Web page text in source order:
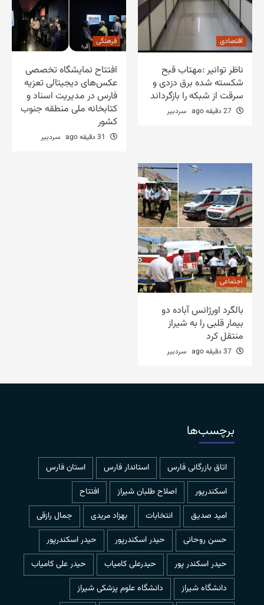
اقتصادی
ناظر توانیر :مهتاب قبح
شکسته شده برق دزدی و
سرقت از شبکه را بازگرداند
سردبیر
فرهنگی
افتتاح نمایشگاه تخصصی
عکس‌های دیجیتالی تعزیه
فارس در مدیریت اسناد و
کتابخانه ملی منطقه جنوب
کشور
سردبیر
اجتماعی
بالگرد اورژانس آباده دو
بیمار قلبی را به شیراز
منتقل کرد
سردبیر
برچسب‌ها
اتاق بازرگانی فارس استاندار فارس
استان فارس
اسکندرپور
اصلاح طلبان شیراز
افتتاح
امید صدیق
انتخابات بهزاد مریدی
جمال رازقی
حسن روحانی
حيدر اسكندرپور
حیدر اسکندرپور
حیدر اسکندر پور
حیدرعلی کامیاب
حیدر علی کامیاب
دانشگاه شیراز
دانشگاه علوم پزشکی شیراز